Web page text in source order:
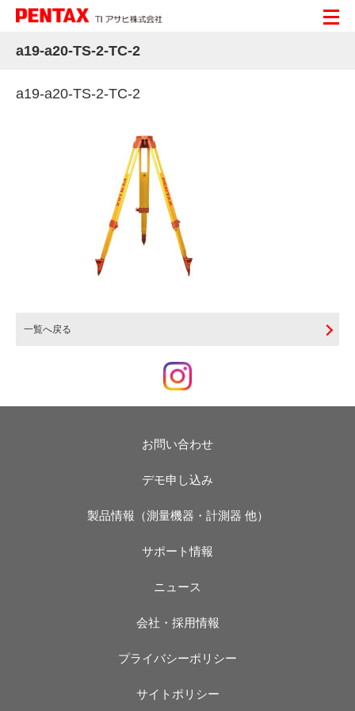
a19-a20-TS-2-TC-2
a19-a20-TS-2-TC-2
一覧へ戻る
お問い合わせ
デモ申し込み
製品情報（測量機器・計測器 他）
サポート情報
ニュース
会社・採用情報
プライバシーポリシー
サイトポリシー